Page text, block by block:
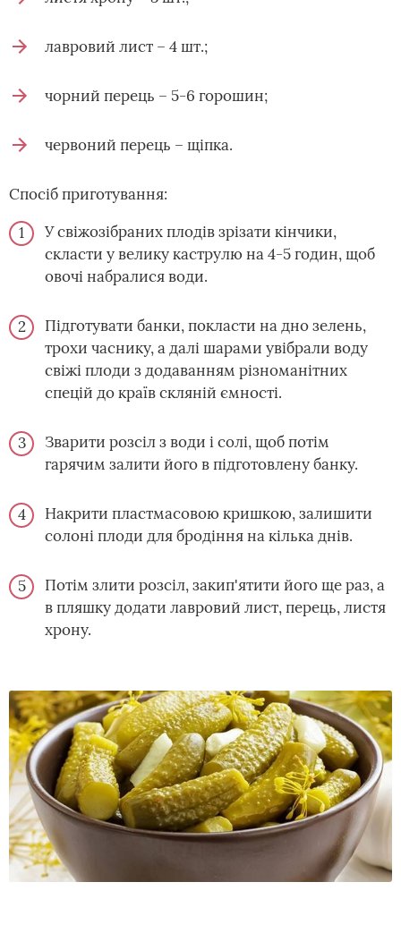
лавровий лист – 4 шт.;
чорний перець – 5-6 горошин;
червоний перець – щіпка.
Спосіб приготування:
У свіжозібраних плодів зрізати кінчики,
скласти у велику каструлю на 4-5 годин, щоб
овочі набралися води.
Підготувати банки, покласти на дно зелень,
трохи часнику, а далі шарами увібрали воду
свіжі плоди з додаванням різноманітних
спецій до країв скляній ємності.
Зварити розсіл з води і солі, щоб потім
гарячим залити його в підготовлену банку.
Накрити пластмасовою кришкою, залишити
солоні плоди для бродіння на кілька днів.
Потім злити розсіл, закип'ятити його ще раз, а
в пляшку додати лавровий лист, перець, листя
хрону.